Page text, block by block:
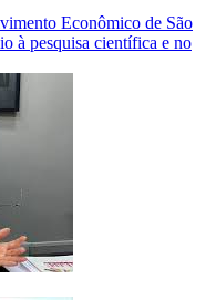
Econômico de São
à pesquisa científica e no